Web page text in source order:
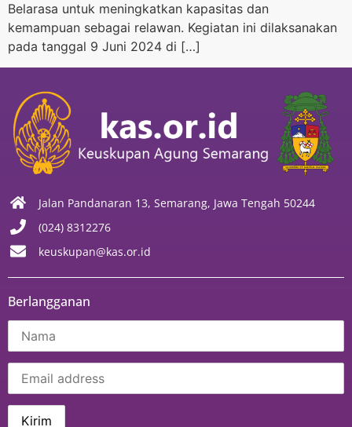
Belarasa untuk meningkatkan kapasitas dan
kemampuan sebagai relawan. Kegiatan ini dilaksanakan
pada tanggal 9 Juni 2024 di […]
Jalan Pandanaran 13, Semarang, Jawa Tengah 50244
(024) 8312276
keuskupan@kas.or.id
Berlangganan